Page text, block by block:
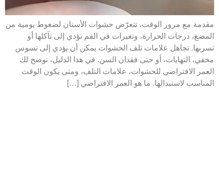
مقدمة مع مرور الوقت، تتعرّض حشوات الأسنان لضغوط يومية من
المضغ، درجات الحرارة، وتغيرات في الفم تؤدي إلى تآكلها أو
تسربها. تجاهل علامات تلف الحشوات يمكن أن يؤدي إلى تسوس
مخفي، التهابات، أو حتى فقدان السن. في هذا الدليل، نوضح لك
العمر الافتراضي للحشوات، علامات التلف، ومتى يكون الوقت
المناسب لاستبدالها. ما هو العمر الافتراضي […]